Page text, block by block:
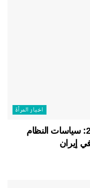
اخبار المرأة
التقرير الشهري – حزيران/ يونيو 2026: سياسات النظام
إيران